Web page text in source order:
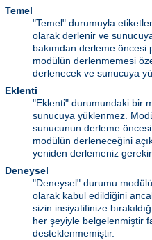
Temel
"Temel" durumuyla
olarak derlenir ve
bakımdan derleme öncesi
modülün derlenmemesi
derlenecek ve sunucuya
Eklenti
"Eklenti" durumundaki bir
sunucuya yüklenmez.
sunucunun derleme öncesi
modülün derleneceğini
yeniden derlemeniz
Deneysel
"Deneysel" durumu
olarak kabul edildiğini
sizin insiyatifinize
her şeyiyle belgelenmiştir
desteklenmemiştir.